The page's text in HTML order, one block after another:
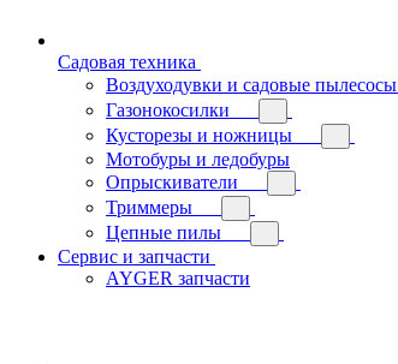
Садовая техника
Воздуходувки и садовые пылесосы
Газонокосилки
Кусторезы и ножницы
Мотобуры и ледобуры
Опрыскиватели
Триммеры
Цепные пилы
Сервис и запчасти
AYGER запчасти